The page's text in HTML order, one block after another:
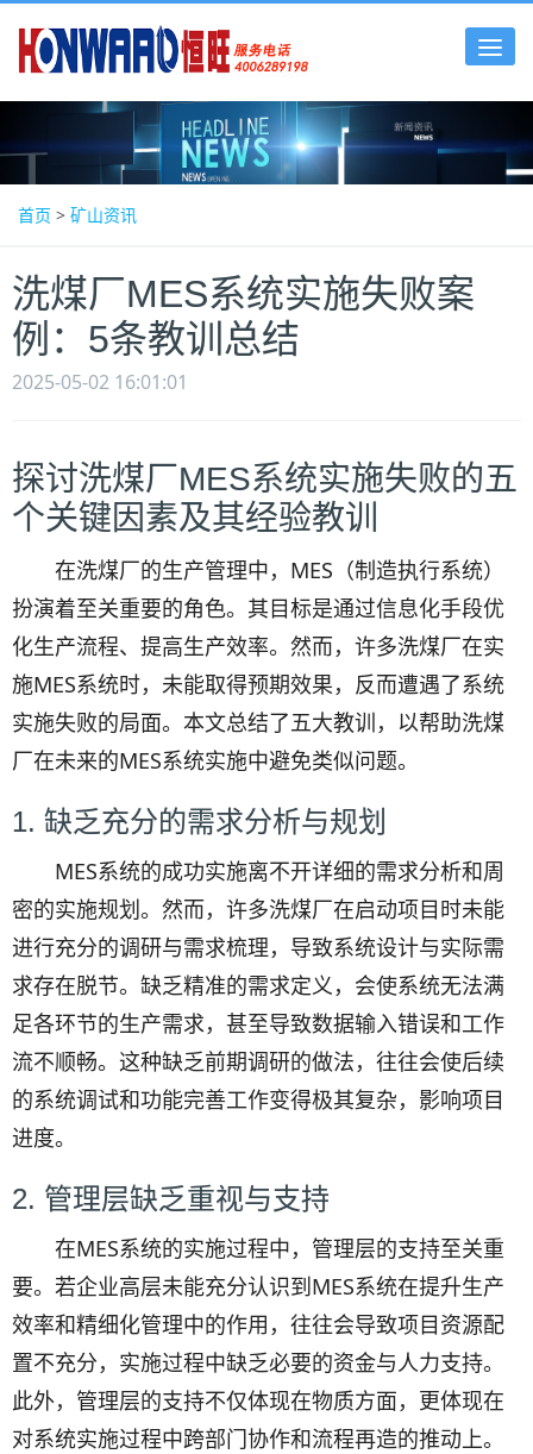
首页 > 矿山资讯
洗煤厂MES系统实施失败案
例：5条教训总结
2025-05-02 16:01:01
探讨洗煤厂MES系统实施失败的五
个关键因素及其经验教训
在洗煤厂的生产管理中，MES（制造执行系统）
扮演着至关重要的角色。其目标是通过信息化手段优
化生产流程、提高生产效率。然而，许多洗煤厂在实
施MES系统时，未能取得预期效果，反而遭遇了系统
实施失败的局面。本文总结了五大教训，以帮助洗煤
厂在未来的MES系统实施中避免类似问题。
1. 缺乏充分的需求分析与规划
MES系统的成功实施离不开详细的需求分析和周
密的实施规划。然而，许多洗煤厂在启动项目时未能
进行充分的调研与需求梳理，导致系统设计与实际需
求存在脱节。缺乏精准的需求定义，会使系统无法满
足各环节的生产需求，甚至导致数据输入错误和工作
流不顺畅。这种缺乏前期调研的做法，往往会使后续
的系统调试和功能完善工作变得极其复杂，影响项目
进度。
2. 管理层缺乏重视与支持
在MES系统的实施过程中，管理层的支持至关重
要。若企业高层未能充分认识到MES系统在提升生产
效率和精细化管理中的作用，往往会导致项目资源配
置不充分，实施过程中缺乏必要的资金与人力支持。
此外，管理层的支持不仅体现在物质方面，更体现在
对系统实施过程中跨部门协作和流程再造的推动上。